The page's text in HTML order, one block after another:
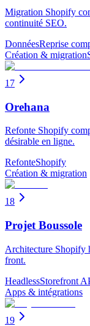
Migration Shopify
continuité SEO.
DonnéesReprise
Création & migration
17
Orehana
Refonte Shopify
désirable en ligne.
RefonteShopify
Création & migration
18
Projet Boussole
Architecture Shopify
front.
HeadlessStorefront
Apps & intégrations
19